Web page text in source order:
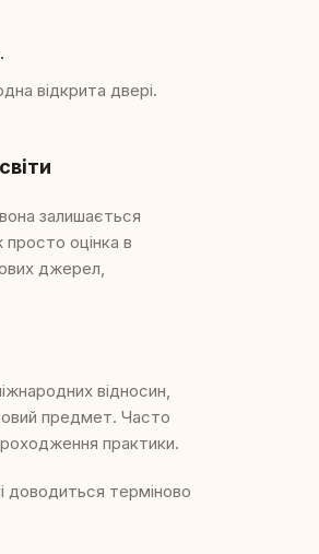
відкрита двері.
залишається
оцінка в
джерел,
відносин,
предмет. Часто
практики.
доводиться терміново